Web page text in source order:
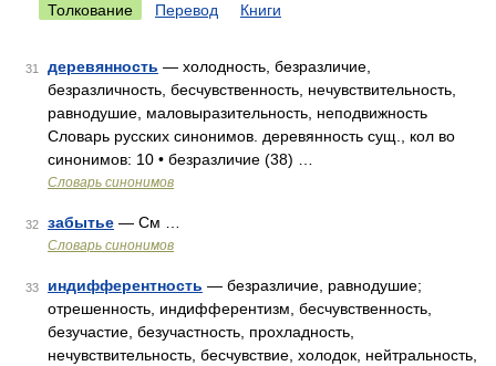
Толкование Перевод Книги
31 деревянность — холодность, безразличие,
безразличность, бесчувственность, нечувствительность,
равнодушие, маловыразительность, неподвижность
Словарь русских синонимов. деревянность сущ., кол во
синонимов: 10 • безразличие (38) …
Словарь синонимов
32 забытье — См …
Словарь синонимов
33 индифферентность — безразличие, равнодушие;
отрешенность, индифферентизм, бесчувственность,
безучастие, безучастность, прохладность,
нечувствительность, бесчувствие, холодок, нейтральность,